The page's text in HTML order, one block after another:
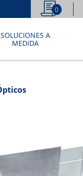
0
SOLUCIONES A
MEDIDA